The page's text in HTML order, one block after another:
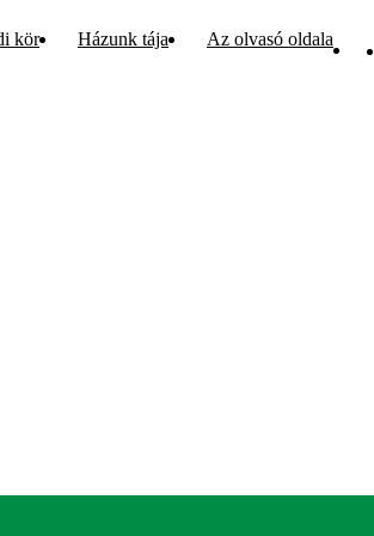
kör Házunk tája Az olvasó oldala